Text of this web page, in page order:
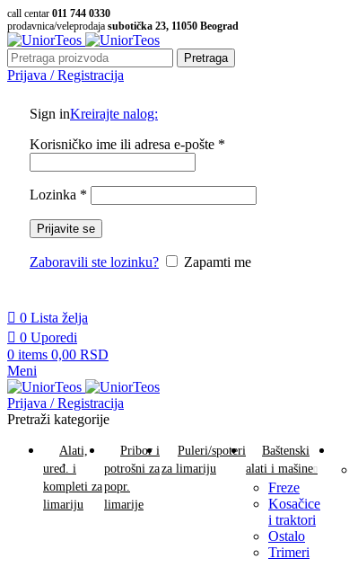
call centar 011 744 0330
prodavnica/veleprodaja subotička 23, 11050 Beograd
Pretraga
Prijava / Registracija
Sign inKreirajte nalog:
Korisničko ime ili adresa e-pošte *
Lozinka *
Prijavite se
Zaboravili ste lozinku? Zapamti me
0 Lista želja
0 Uporedi
0 items 0,00 RSD
Meni
Prijava / Registracija
Pretraži kategorije
Alati,
uređ. i
kompleti za
limariju
Pribor i
potrošni za
popr.
limarije
Puleri/spoteri
za limariju
Baštenski
alati i mašine
Freze
Kosačice
i traktori
Ostalo
Trimeri